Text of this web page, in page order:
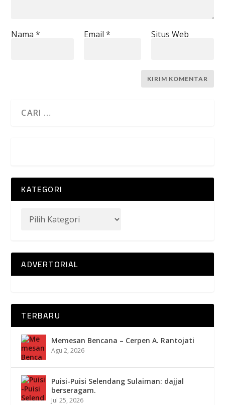
Nama* Email * Situs Web
KATEGORI
ADVERTORIAL
TERBARU
Memesan Bencana – Cerpen A. Rantojati
Agu 2, 2026
Puisi-Puisi Selendang Sulaiman: dajjal
berseragam.
Jul 25, 2026